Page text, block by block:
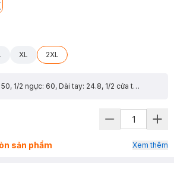
XL 2XL
Chiều dài: 77, Rộng vai: 50, 1/2 ngực: 60, Dài tay: 24.8, 1/2 cửa tay: 19
sản phẩm Xem thêm